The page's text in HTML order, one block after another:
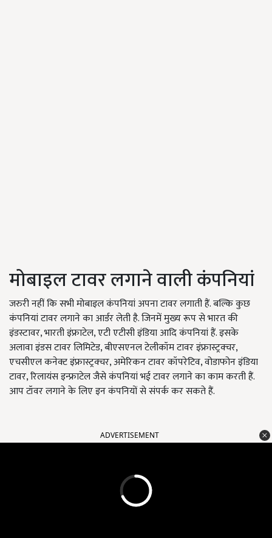
मोबाइल टावर लगाने वाली कंपनियां
जरुरी नहीं कि सभी मोबाइल कंपनियां अपना टावर लगाती हैं. बल्कि कुछ
कंपनियां टावर लगाने का आर्डर लेती है. जिनमें मुख्य रूप से भारत की
इंडस्टावर, भारती इंफ्राटेल, एटी एटीसी इंडिया आदि कंपनियां हैं. इसके
अलावा इंडस टावर लिमिटेड, बीएसएनल टेलीकॉम टावर इंफ्रास्ट्रक्चर,
एचसीएल कनेक्ट इंफ्रास्ट्रक्चर, अमेरिकन टावर कॉपरेटिव, वोडाफोन इंडिया
टावर, रिलायंस इन्फ्राटेल जैसे कंपनियां भई टावर लगाने का काम करती हैं.
आप टॉवर लगाने के लिए इन कंपनियों से संपर्क कर सकते हैं.
ADVERTISEMENT